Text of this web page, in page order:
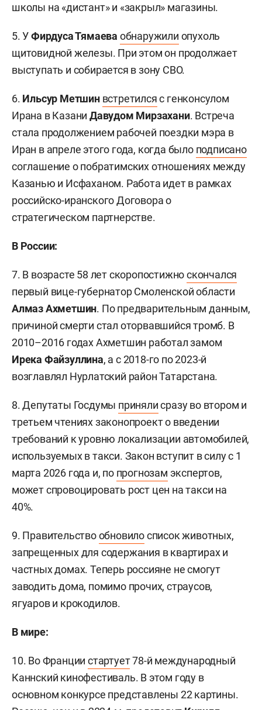
школы на «дистант» и «закрыл» магазины.
5. УФирдуса Тямаева обнаружили опухоль
щитовидной железы. При этом он продолжает
выступать и собирается в зону СВО.
6. Ильсур Метшин встретилсяс генконсулом
Ирана в КазаниДавудом Мирзахани. Встреча
стала продолжением рабочей поездки мэра в
Иран в апреле этого года, когда было подписано
соглашение о побратимских отношениях между
Казанью и Исфаханом. Работа идет в рамках
российско-иранского Договора о
стратегическом партнерстве.
В России:
7. В возрасте 58 лет скоропостижноскончался
первый вице-губернатор Смоленской области
Алмаз Ахметшин. По предварительным данным,
причиной смерти стал оторвавшийся тромб. В
2010–2016 годах Ахметшин работал замом
Ирека Файзуллина, а с 2018-го по 2023-й
возглавлял Нурлатский район Татарстана.
8. Депутаты Госдумы принялисразу во втором и
третьем чтениях законопроект о введении
требований к уровню локализации автомобилей,
используемых в такси. Закон вступит в силу с 1
марта 2026 года и, по прогнозам экспертов,
может спровоцировать рост цен на такси на
40%.
9. Правительствообновилосписок животных,
запрещенных для содержания в квартирах и
частных домах. Теперь россияне не смогут
заводить дома, помимо прочих, страусов,
ягуаров и крокодилов.
В мире:
10. Во Франциистартует78-й международный
Каннский кинофестиваль. В этом году в
основном конкурсе представлены 22 картины.